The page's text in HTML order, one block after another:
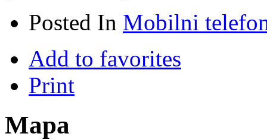
Posted In Mobilni
Add to favorites
Print
Mapa